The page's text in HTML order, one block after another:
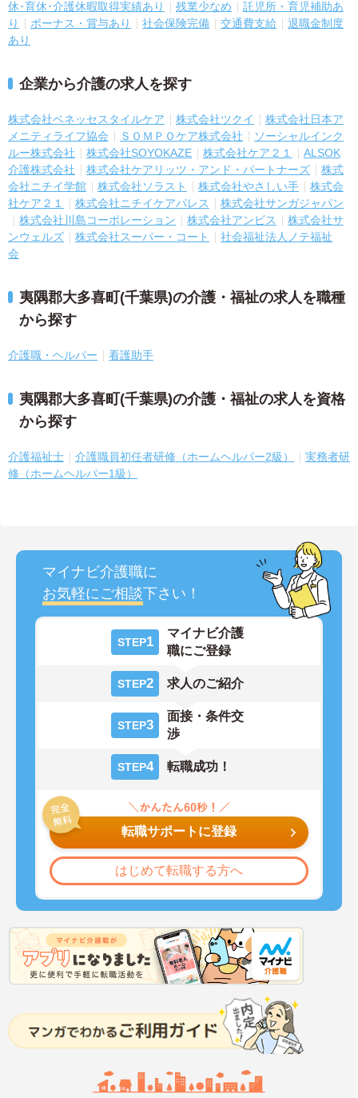
休･育休･介護休暇取得実績あり 残業少なめ
託児所・育児補助あ
り
ボーナス・賞与あり 社会保険完備 交通費支給
退職金制度
あり
企業から介護の求人を探す
株式会社ベネッセスタイルケア 株式会社ツクイ
株式会社日本ア
メニティライフ協会
ＳＯＭＰＯケア株式会社
ソーシャルインク
ルー株式会社
株式会社SOYOKAZE 株式会社ケア２１
ALSOK
介護株式会社
株式会社ケアリッツ・アンド・パートナーズ
株式
会社ニチイ学館
株式会社ソラスト 株式会社やさしい手
株式会
社ケア２１
株式会社ニチイケアパレス
株式会社サンガジャパン
株式会社川島コーポレーション
株式会社アンビス
株式会社サ
ンウェルズ
株式会社スーパー・コート
社会福祉法人ノテ福祉
会
夷隅郡大多喜町(千葉県)の介護・福祉の求人を職種
から探す
介護職・ヘルパー 看護助手
夷隅郡大多喜町(千葉県)の介護・福祉の求人を資格
から探す
介護福祉士 介護職員初任者研修（ホームヘルパー2級）
実務者研
修（ホームヘルパー1級）
マイナビ介護職に
お気軽にご相談下さい！
STEP1
マイナビ介護
職にご登録
STEP2 求人のご紹介
STEP3
面接・条件交
渉
STEP4 転職成功！
転職サポートに登録
はじめて転職する方へ